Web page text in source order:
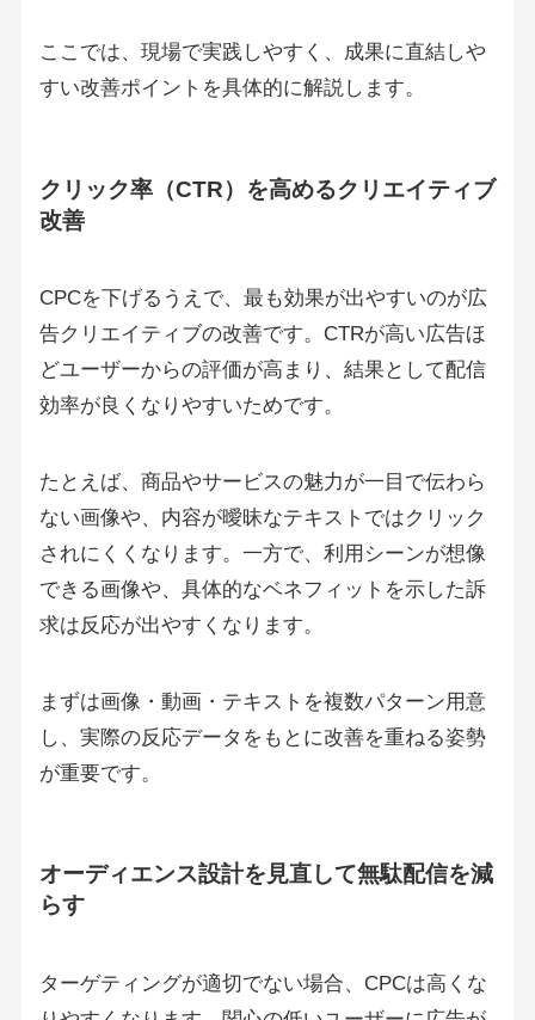
ここでは、現場で実践しやすく、成果に直結しや
すい改善ポイントを具体的に解説します。
クリック率（CTR）を高めるクリエイティブ
改善
CPCを下げるうえで、最も効果が出やすいのが広
告クリエイティブの改善です。CTRが高い広告ほ
どユーザーからの評価が高まり、結果として配信
効率が良くなりやすいためです。
たとえば、商品やサービスの魅力が一目で伝わら
ない画像や、内容が曖昧なテキストではクリック
されにくくなります。一方で、利用シーンが想像
できる画像や、具体的なベネフィットを示した訴
求は反応が出やすくなります。
まずは画像・動画・テキストを複数パターン用意
し、実際の反応データをもとに改善を重ねる姿勢
が重要です。
オーディエンス設計を見直して無駄配信を減
らす
ターゲティングが適切でない場合、CPCは高くな